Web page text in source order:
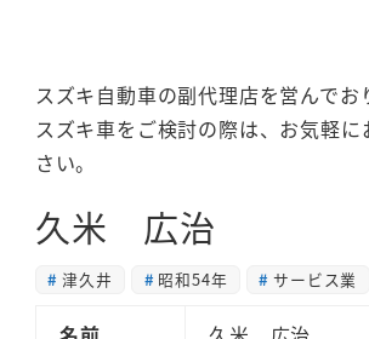
スズキ自動車の副代理店を営んでお
スズキ車をご検討の際は、お気軽に
さい。
久米 広治
津久井 昭和54年 サービス業